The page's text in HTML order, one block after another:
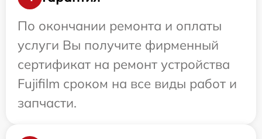
По окончании ремонта и оплаты
услуги Вы получите фирменный
сертификат на ремонт устройства
Fujifilm сроком на все виды работ и
запчасти.